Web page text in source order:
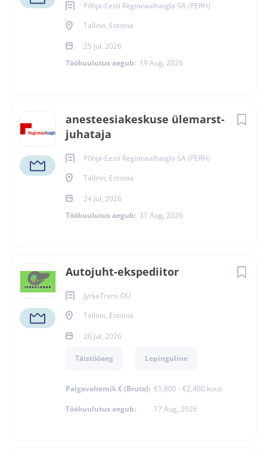
Põhja-Eesti Regionaalhaigla SA (PERH)
Tallinn, Estonia
25 Jul, 2026
Töökuulutus aegub: 19 Aug, 2026
anesteesiakeskuse ülemarst-
juhataja
Põhja-Eesti Regionaalhaigla SA (PERH)
Tallinn, Estonia
24 Jul, 2026
Töökuulutus aegub: 31 Aug, 2026
Autojuht-ekspediitor
JyrkaTrans OÜ
Tallinn, Estonia
20 Jul, 2026
Täistööaeg Lepinguline
Palgavahemik € (Bruto): €1,800 - €2,400 kuus
Töökuulutus aegub:
17 Aug, 2026